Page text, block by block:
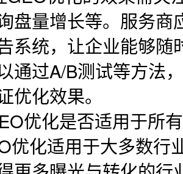
盘量增长等。服务
系统，让企业能够
通过A/B测试等方法
优化效果。
优化是否适用于所
优化适用于大多数行